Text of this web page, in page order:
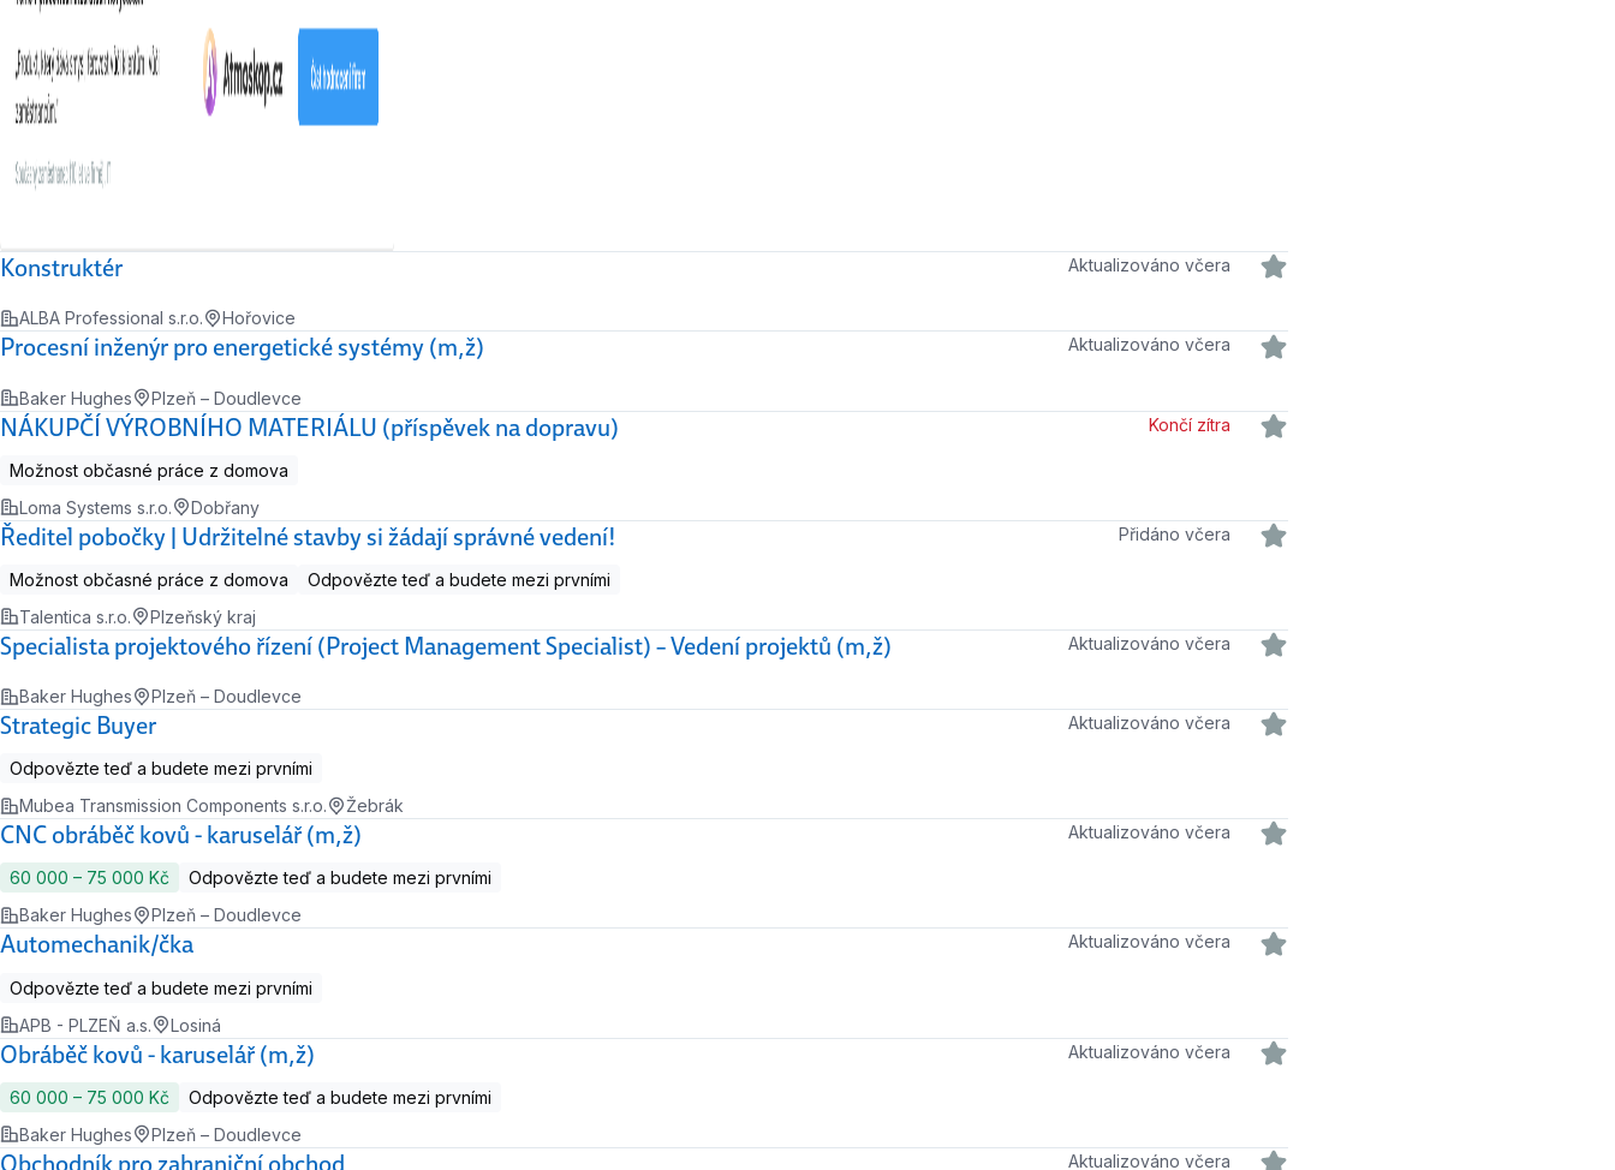
Konstruktér Aktualizováno včera
ALBA Professional s.r.o. Hořovice
Procesní inženýr pro energetické systémy (m,ž) Aktualizováno včera
Baker Hughes Plzeň – Doudlevce
NÁKUPČÍ VÝROBNÍHO MATERIÁLU (příspěvek na dopravu) Končí zítra
Možnost občasné práce z domova
Loma Systems s.r.o.
Dobřany
Ředitel pobočky | Udržitelné stavby si žádají správné vedení! Přidáno včera
Možnost občasné práce z domova
Odpovězte teď a budete mezi prvními
Talentica s.r.o.
Plzeňský kraj
Specialista projektového řízení (Project Management Specialist) – Vedení projektů (m,ž) Aktualizováno včera
Baker Hughes Plzeň – Doudlevce
Strategic Buyer Aktualizováno včera
Odpovězte teď a budete mezi prvními
Mubea Transmission Components s.r.o.
Žebrák
CNC obráběč kovů - karuselář (m,ž) Aktualizováno včera
60 000 ‍–‍ 75 000 Kč
Odpovězte teď a budete mezi prvními
Baker Hughes
Plzeň – Doudlevce
Automechanik/čka Aktualizováno včera
Odpovězte teď a budete mezi prvními
APB - PLZEŇ a.s.
Losiná
Obráběč kovů - karuselář (m,ž) Aktualizováno včera
60 000 ‍–‍ 75 000 Kč
Odpovězte teď a budete mezi prvními
Baker Hughes
Plzeň – Doudlevce
Aktualizováno včera